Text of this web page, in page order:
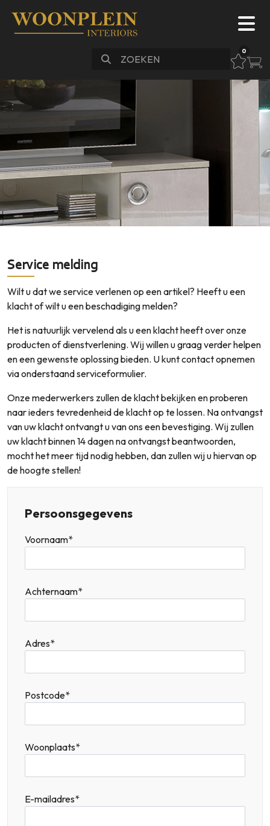
0
Bankstellen
Slapen
Vloeren
Verlichting
Accessoires
Maatwerk
Sale
FAQ
Contact
Klantenservice
Bel ons: 0592 227 015
Service melding
Wilt u dat we service verlenen op een artikel? Heeft u een
klacht of wilt u een beschadiging melden?
Het is natuurlijk vervelend als u een klacht heeft over onze
producten of dienstverlening. Wij willen u graag verder helpen
en een gewenste oplossing bieden. U kunt contact opnemen
via onderstaand serviceformulier.
Onze mederwerkers zullen de klacht bekijken en proberen
naar ieders tevredenheid de klacht op te lossen. Na ontvangst
van uw klacht ontvangt u van ons een bevestiging. Wij zullen
uw klacht binnen 14 dagen na ontvangst beantwoorden,
mocht het meer tijd nodig hebben, dan zullen wij u hiervan op
de hoogte stellen!
Persoonsgegevens
Voornaam*
Achternaam*
Adres*
Postcode*
Woonplaats*
E-mailadres*